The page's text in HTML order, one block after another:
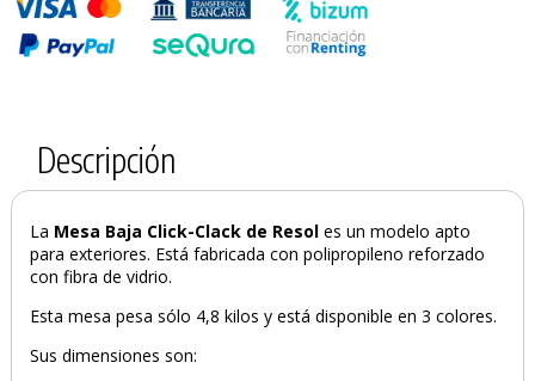
PRODUCTO AÑADIDO AL CARRITO
Descripción
La Mesa Baja Click-Clack de Resoles un modelo apto
para exteriores. Está fabricada con polipropileno reforzado
con fibra de vidrio.
Esta mesa pesa sólo 4,8 kilos y está disponible en 3 colores.
Sus dimensiones son: